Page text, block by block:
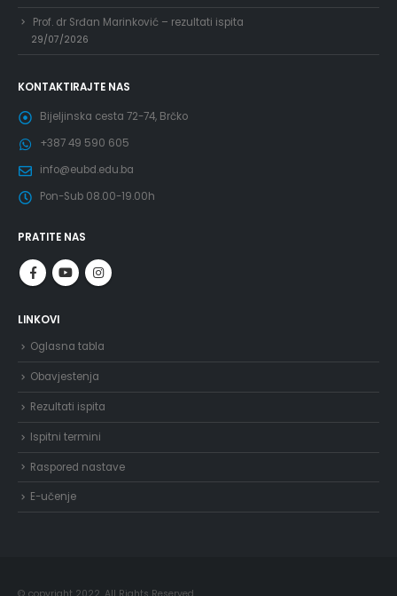
Prof. dr Srđan Marinković – rezultati ispita
29/07/2026
KONTAKTIRAJTE NAS
Bijeljinska cesta 72-74, Brčko
+387 49 590 605
info@eubd.edu.ba
Pon-Sub 08.00-19.00h
PRATITE NAS
LINKOVI
Oglasna tabla
Obavjestenja
Rezultati ispita
Ispitni termini
Raspored nastave
E-učenje